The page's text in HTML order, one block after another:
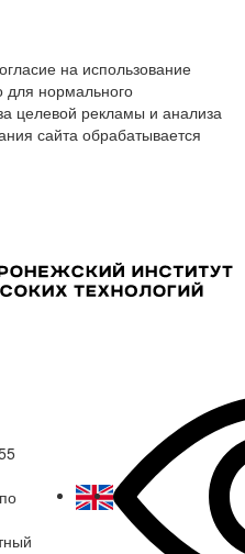
на использование
нормального
целевой рекламы и анализа
сайта обрабатывается